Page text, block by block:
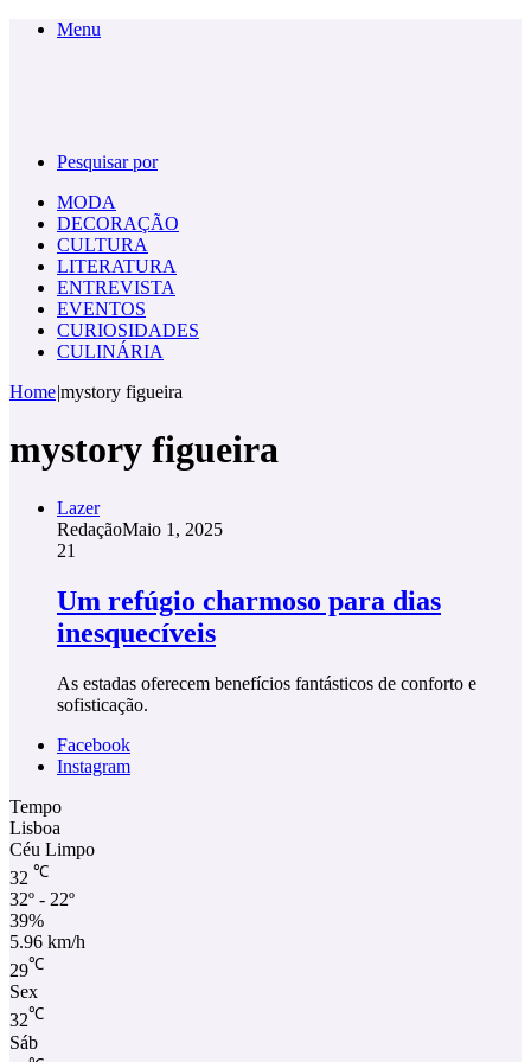
Menu
Pesquisar por
MODA
DECORAÇÃO
CULTURA
LITERATURA
ENTREVISTA
EVENTOS
CURIOSIDADES
CULINÁRIA
Home|mystory figueira
mystory figueira
Lazer
RedaçãoMaio 1, 2025
21
Um refúgio charmoso para dias
inesquecíveis
As estadas oferecem benefícios fantásticos de conforto e
sofisticação.
Facebook
Instagram
Tempo
Lisboa
Céu Limpo
32 ℃
32º - 22º
39%
5.96 km/h
29℃
Sex
32℃
Sáb